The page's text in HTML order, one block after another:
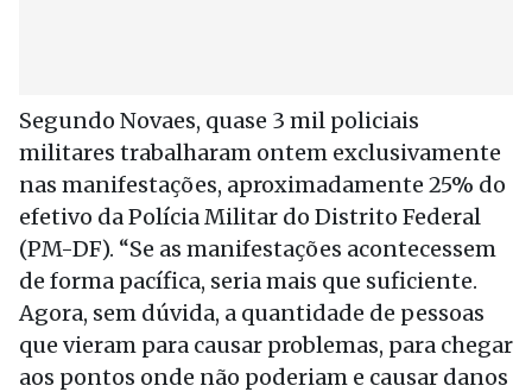
Segundo Novaes, quase 3 mil policiais
militares trabalharam ontem exclusivamente
nas manifestações, aproximadamente 25% do
efetivo da Polícia Militar do Distrito Federal
(PM-DF). “Se as manifestações acontecessem
de forma pacífica, seria mais que suficiente.
Agora, sem dúvida, a quantidade de pessoas
que vieram para causar problemas, para chegar
aos pontos onde não poderiam e causar danos